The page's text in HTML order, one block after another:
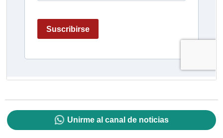
Unirme al canal de noticias